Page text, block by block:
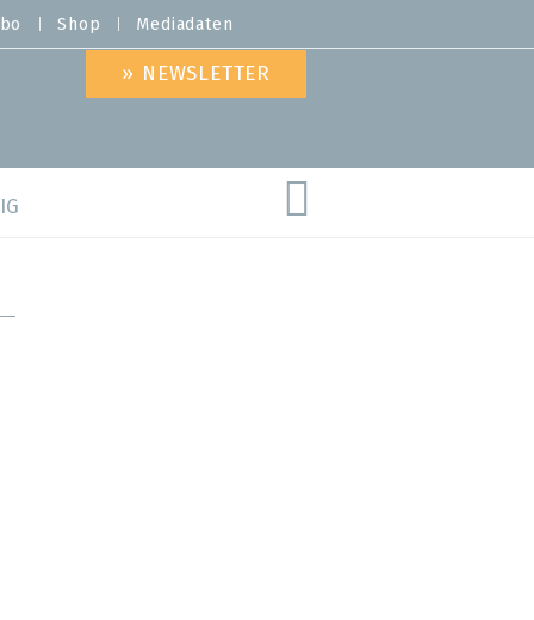
Shop Mediadaten
» NEWSLETTER